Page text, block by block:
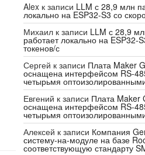
Alex к записи LLM с 28,9 млн
локально на ESP32-S3 со
Михаил к записи LLM с 28,9
работает локально на ESP32-
токенов/с
Сергей к записи Плата Maker
оснащена интерфейсом RS-
четырьмя
Евгений к записи Плата Maker
оснащена интерфейсом RS-
четырьмя
Алексей к записи Компания
систему-на-модуле на базе
соответствующую стандарту